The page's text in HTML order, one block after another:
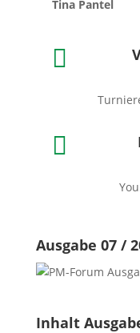
Tina Pantel


Ausgabe 07 /
Inhalt